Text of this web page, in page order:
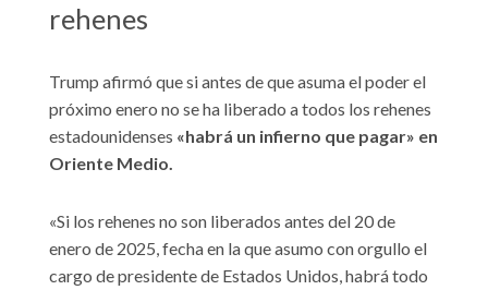
rehenes
Trump afirmó que si antes de que asuma el poder el
próximo enero no se ha liberado a todos los rehenes
estadounidenses «habrá un infierno que pagar» en
Oriente Medio.
«Si los rehenes no son liberados antes del 20 de
enero de 2025, fecha en la que asumo con orgullo el
cargo de presidente de Estados Unidos, habrá todo